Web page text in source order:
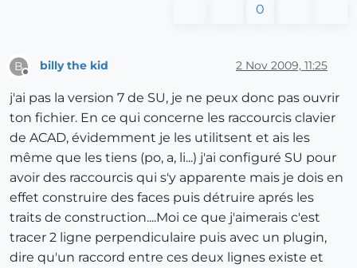
0
B
Offline
billy the kid 2 Nov 2009, 11:25
j'ai pas la version 7 de SU, je ne peux donc pas ouvrir
ton fichier. En ce qui concerne les raccourcis clavier
de ACAD, évidemment je les utilitsent et ais les
même que les tiens (po, a, li...) j'ai configuré SU pour
avoir des raccourcis qui s'y apparente mais je dois en
effet construire des faces puis détruire aprés les
traits de construction....Moi ce que j'aimerais c'est
tracer 2 ligne perpendiculaire puis avec un plugin,
dire qu'un raccord entre ces deux lignes existe et